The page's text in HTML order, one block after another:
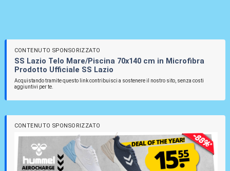
CONTENUTO SPONSORIZZATO
SS Lazio Telo Mare/Piscina 70x140 cm in Microfibra
Prodotto Ufficiale SS Lazio
Acquistando tramite questo link contribuisci a sostenere il nostro sito, senza costi
aggiuntivi per te.
CONTENUTO SPONSORIZZATO